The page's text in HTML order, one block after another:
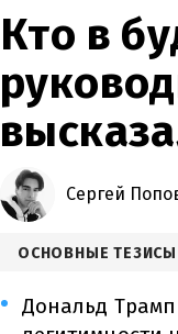
Кто в
Сергей
ОСНОВНЫЕ ТЕЗИСЫ
Дональд